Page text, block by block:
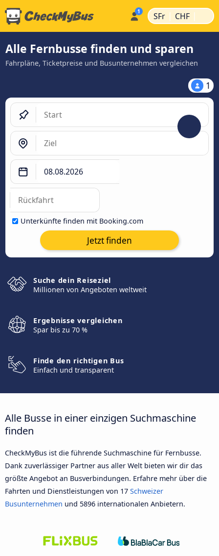
SFr | CHF |
Alle Fernbusse finden und sparen
Fahrpläne, Ticketpreise und Busunternehmen vergleichen
1
Unterkünfte finden mit Booking.com
Jetzt finden
Suche dein Reiseziel
Millionen von Angeboten weltweit
Ergebnisse vergleichen
Spar bis zu 70 %
Finde den richtigen Bus
Einfach und transparent
Alle Busse in einer einzigen Suchmaschine
finden
CheckMyBus ist die führende Suchmaschine für Fernbusse.
Dank zuverlässiger Partner aus aller Welt bieten wir dir das
größte Angebot an Busverbindungen. Erfahre mehr über die
Fahrten und Dienstleistungen von 17 Schweizer
Busunternehmen und 5896 internationalen Anbietern.